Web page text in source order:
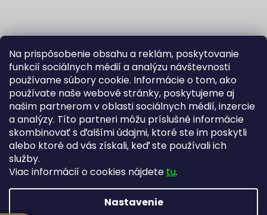
Na prispôsobenie obsahu a reklám, poskytovanie
funkcií sociálnych médií a analýzu návštevnosti
používame súbory cookie. Informácie o tom, ako
používate naše webové stránky, poskytujeme aj
našim partnerom v oblasti sociálnych médií, inzercie
a analýzy. Títo partneri môžu príslušné informácie
skombinovať s ďalšími údajmi, ktoré ste im poskytli
alebo ktoré od vás získali, keď ste používali ich
služby.
Viac informácií o cookies nájdete tu.
Nastavenie
Sledovať na Instagrame
Fortuna Aurum na Heureka.sk